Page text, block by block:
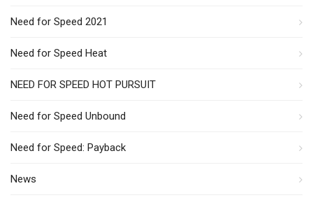
Need for Speed 2021
Need for Speed Heat
NEED FOR SPEED HOT PURSUIT
Need for Speed Unbound
Need for Speed: Payback
News